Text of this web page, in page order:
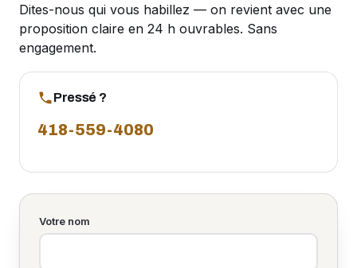
Dites-nous qui vous habillez — on revient avec une
proposition claire en 24 h ouvrables. Sans
engagement.
Pressé ?
418-559-4080
Votre nom